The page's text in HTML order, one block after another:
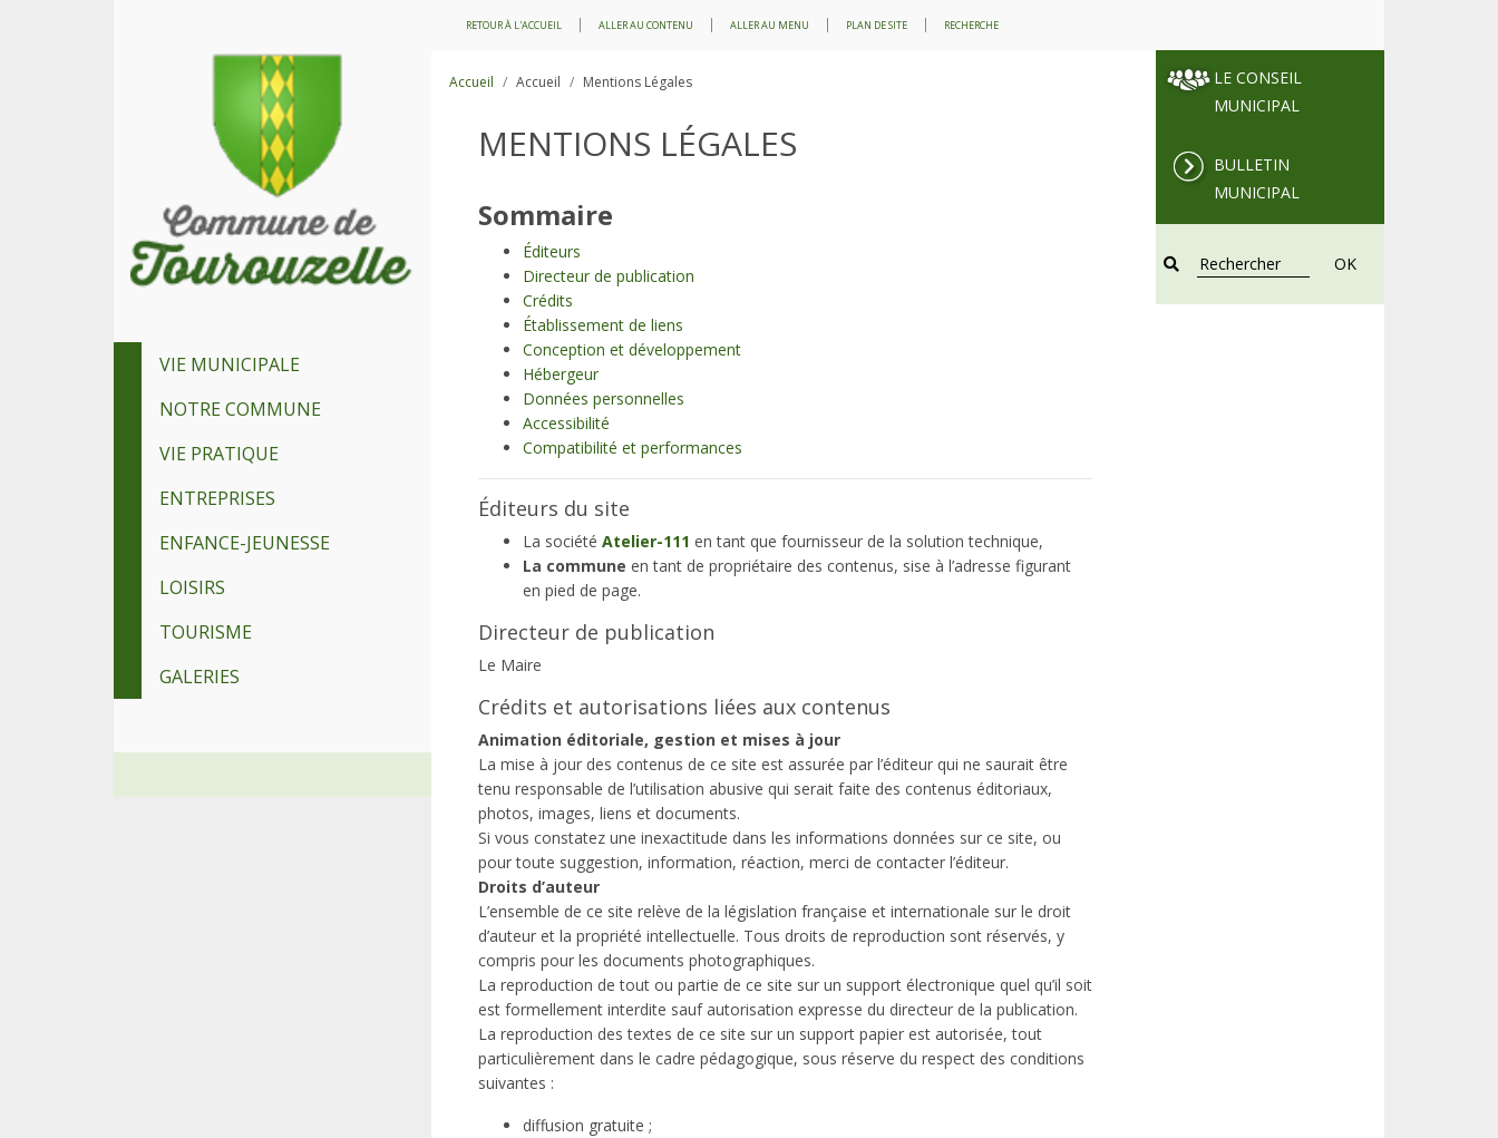
RETOUR À L'ACCUEIL ALLER AU CONTENU ALLER AU MENU PLAN DE SITE RECHERCHE
VIE MUNICIPALE
NOTRE COMMUNE
VIE PRATIQUE
ENTREPRISES
ENFANCE-JEUNESSE
LOISIRS
TOURISME
GALERIES
Accueil Accueil Mentions Légales
MENTIONS LÉGALES
Sommaire
Éditeurs
Directeur de publication
Crédits
Établissement de liens
Conception et développement
Hébergeur
Données personnelles
Accessibilité
Compatibilité et performances
Éditeurs du site
La société Atelier-111 en tant que fournisseur de la solution technique,
La commune en tant de propriétaire des contenus, sise à l’adresse figurant
en pied de page.
Directeur de publication
Le Maire
Crédits et autorisations liées aux contenus
Animation éditoriale, gestion et mises à jour
La mise à jour des contenus de ce site est assurée par l’éditeur qui ne saurait être
tenu responsable de l’utilisation abusive qui serait faite des contenus éditoriaux,
photos, images, liens et documents.
Si vous constatez une inexactitude dans les informations données sur ce site, ou
pour toute suggestion, information, réaction, merci de contacter l’éditeur.
Droits d’auteur
L’ensemble de ce site relève de la législation française et internationale sur le droit
d’auteur et la propriété intellectuelle. Tous droits de reproduction sont réservés, y
compris pour les documents photographiques.
La reproduction de tout ou partie de ce site sur un support électronique quel qu’il soit
est formellement interdite sauf autorisation expresse du directeur de la publication.
La reproduction des textes de ce site sur un support papier est autorisée, tout
particulièrement dans le cadre pédagogique, sous réserve du respect des conditions
suivantes :
diffusion gratuite ;
LE CONSEIL
MUNICIPAL
BULLETIN
MUNICIPAL
OK